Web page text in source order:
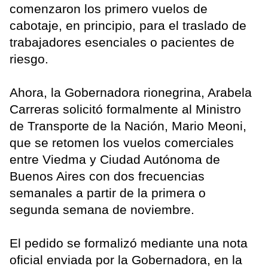
comenzaron los primero vuelos de
cabotaje, en principio, para el traslado de
trabajadores esenciales o pacientes de
riesgo.
Ahora, la Gobernadora rionegrina, Arabela
Carreras solicitó formalmente al Ministro
de Transporte de la Nación, Mario Meoni,
que se retomen los vuelos comerciales
entre Viedma y Ciudad Autónoma de
Buenos Aires con dos frecuencias
semanales a partir de la primera o
segunda semana de noviembre.
El pedido se formalizó mediante una nota
oficial enviada por la Gobernadora, en la